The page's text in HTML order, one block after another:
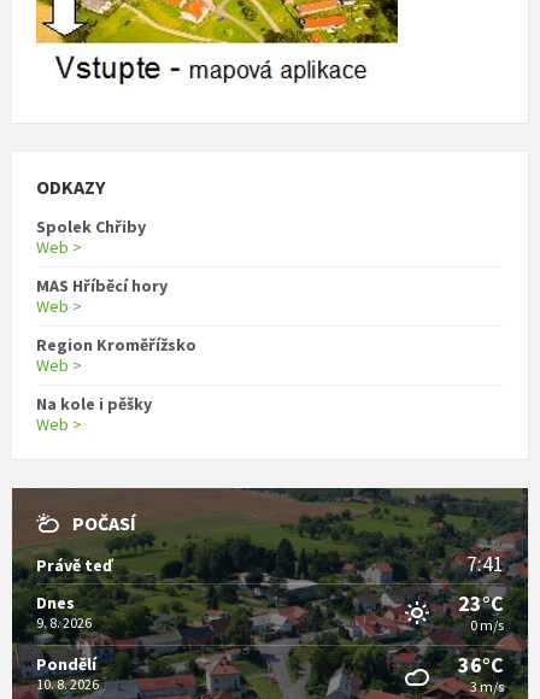
ODKAZY
Spolek Chřiby
Web >
MAS Hříběcí hory
Web >
Region Kroměřížsko
Web >
Na kole i pěšky
Web >
POČASÍ
Právě teď 7:41
Dnes
9. 8. 2026
23°C
0 m/s
Pondělí
10. 8. 2026
36°C
3 m/s